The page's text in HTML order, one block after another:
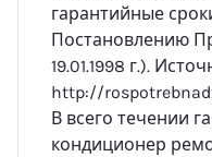
гарантийные
Постановлению
19.01.1998 г.).
http://
В всего течении
кондиционер